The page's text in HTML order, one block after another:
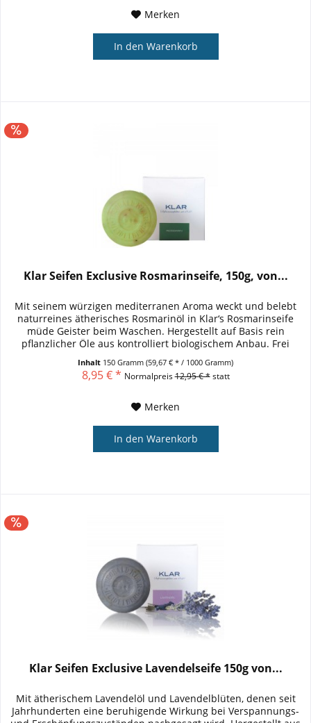
Merken
In den Warenkorb
Klar Seifen Exclusive Rosmarinseife, 150g, von...
Mit seinem würzigen mediterranen Aroma weckt und belebt
naturreines ätherisches Rosmarinöl in Klar‘s Rosmarinseife
müde Geister beim Waschen. Hergestellt auf Basis rein
pflanzlicher Öle aus kontrolliert biologischem Anbau. Frei
Inhalt 150 Gramm(59,67 € * / 1000 Gramm)
8,95 € * Normalpreis12,95 € *statt
Merken
In den Warenkorb
Klar Seifen Exclusive Lavendelseife 150g von...
Mit ätherischem Lavendelöl und Lavendelblüten, denen seit
Jahrhunderten eine beruhigende Wirkung bei Verspannungs-